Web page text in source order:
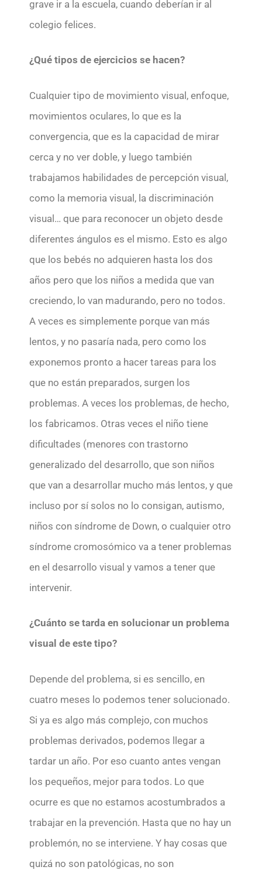
grave ir a la escuela, cuando deberían ir al
colegio felices.
¿Qué tipos de ejercicios se hacen?
Cualquier tipo de movimiento visual, enfoque,
movimientos oculares, lo que es la
convergencia, que es la capacidad de mirar
cerca y no ver doble, y luego también
trabajamos habilidades de percepción visual,
como la memoria visual, la discriminación
visual… que para reconocer un objeto desde
diferentes ángulos es el mismo. Esto es algo
que los bebés no adquieren hasta los dos
años pero que los niños a medida que van
creciendo, lo van madurando, pero no todos.
A veces es simplemente porque van más
lentos, y no pasaría nada, pero como los
exponemos pronto a hacer tareas para los
que no están preparados, surgen los
problemas. A veces los problemas, de hecho,
los fabricamos. Otras veces el niño tiene
dificultades (menores con trastorno
generalizado del desarrollo, que son niños
que van a desarrollar mucho más lentos, y que
incluso por sí solos no lo consigan, autismo,
niños con síndrome de Down, o cualquier otro
síndrome cromosómico va a tener problemas
en el desarrollo visual y vamos a tener que
intervenir.
¿Cuánto se tarda en solucionar un problema
visual de este tipo?
Depende del problema, si es sencillo, en
cuatro meses lo podemos tener solucionado.
Si ya es algo más complejo, con muchos
problemas derivados, podemos llegar a
tardar un año. Por eso cuanto antes vengan
los pequeños, mejor para todos. Lo que
ocurre es que no estamos acostumbrados a
trabajar en la prevención. Hasta que no hay un
problemón, no se interviene. Y hay cosas que
quizá no son patológicas, no son